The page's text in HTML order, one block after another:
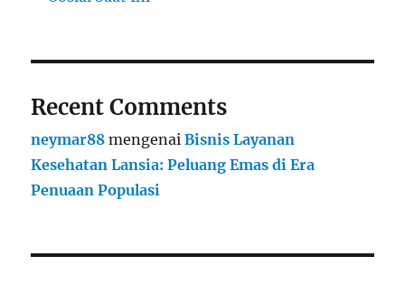
Recent Comments
neymar88 mengenaiBisnis Layanan
Kesehatan Lansia: Peluang Emas di Era
Penuaan Populasi